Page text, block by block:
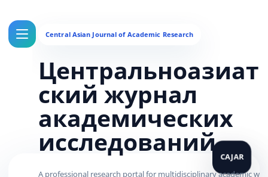
Центральноазиат
ский журнал
академических
исследований